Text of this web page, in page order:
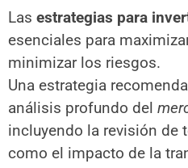
Las estrategias para
esenciales para
minimizar los riesgos.
Una estrategia
análisis profundo del
incluyendo la revisión de
como el impacto de la